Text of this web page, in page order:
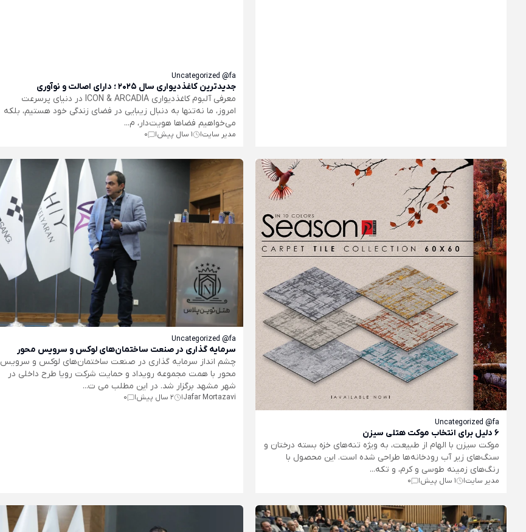
Uncategorized @fa
جدیدترین کاغذدیواری سال 2025 ؛ دارای اصالت و نوآوری
معرفی آلبوم کاغذدیواری ICON & ARCADIA در دنیای پرسرعت
امروز، ما نه‌تنها به دنبال زیبایی در فضای زندگی خود هستیم، بلکه
می‌خواهیم فضاها هویت‌دار، م...
مدیر سایت| 1 سال پیش |
0
Uncategorized @fa
6 دلیل برای انتخاب موکت هتلی سیزن
موکت سیزن با الهام از طبیعت، به ویژه تنه‌های خزه بسته درختان و
سنگ‌های زیر آب رودخانه‌ها طراحی شده است. این محصول با
رنگ‌های زمینه طوسی و کرم، و تکه‌...
مدیر سایت 1 سال پیش 0
Uncategorized @fa
سرمایه گذاری در صنعت ساختمان‌های لوکس و سرویس محور
چشم انداز سرمایه گذاری در صنعت ساختمان‌های لوکس و سرویس
محور با همت مجموعه رویداد و حمایت شرکت رویا طرح داخلی در
شهر مشهد برگزار شد. در این مطلب می ت...
Jafar Mortazavi
| 2 سال پیش |
0